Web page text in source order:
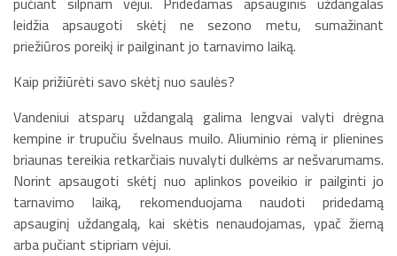
leidžia apsaugoti skėtį ne sezono metu, sumažinant
priežiūros poreikį ir pailginant jo tarnavimo laiką.
Kaip prižiūrėti savo skėtį nuo saulės?
Vandeniui atsparų uždangalą galima lengvai valyti drėgna
kempine ir trupučiu švelnaus muilo. Aliuminio rėmą ir plienines
briaunas tereikia retkarčiais nuvalyti dulkėms ar nešvarumams.
Norint apsaugoti skėtį nuo aplinkos poveikio ir pailginti jo
tarnavimo laiką, rekomenduojama naudoti pridedamą
apsauginį uždangalą, kai skėtis nenaudojamas, ypač žiemą
arba pučiant stipriam vėjui.